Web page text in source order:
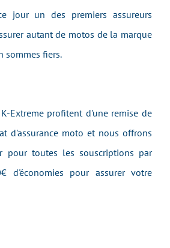
jour un des premiers assureurs
autant de motos de la marque
sommes fiers.
Extreme profitent d'une remise de
d'assurance moto et nous offrons
pour toutes les souscriptions par
d'économies pour assurer votre